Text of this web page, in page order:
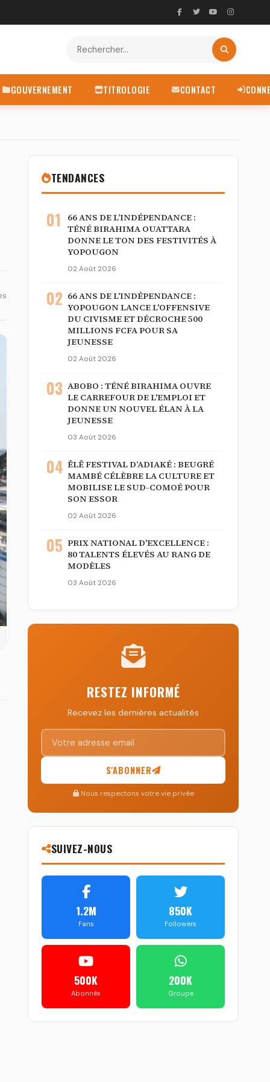
GOUVERNEMENT TITROLOGIE CONTACT
TENDANCES
01
66 ANS DE L’INDÉPENDANCE :
TÉNÉ BIRAHIMA OUATTARA
DONNE LE TON DES FESTIVITÉS À
YOPOUGON
02 Août 2026
02 66 ANS DE L'INDÉPENDANCE :
YOPOUGON LANCE L'OFFENSIVE
DU CIVISME ET DÉCROCHE 500
MILLIONS FCFA POUR SA
JEUNESSE
02 Août 2026
03 ABOBO : TÉNÉ BIRAHIMA OUVRE
LE CARREFOUR DE L'EMPLOI ET
DONNE UN NOUVEL ÉLAN À LA
JEUNESSE
03 Août 2026
04 ÊLÊ FESTIVAL D’ADIAKÉ : BEUGRÉ
MAMBÉ CÉLÈBRE LA CULTURE ET
MOBILISE LE SUD-COMOÉ POUR
SON ESSOR
02 Août 2026
05 PRIX NATIONAL D'EXCELLENCE :
80 TALENTS ÉLEVÉS AU RANG DE
MODÈLES
03 Août 2026
RESTEZ INFORMÉ
Recevez les dernières actualités
S'ABONNER
Nous respectons votre vie privée
SUIVEZ-NOUS
1.2M
Fans
850K
Followers
500K
Abonnés
200K
Groupe